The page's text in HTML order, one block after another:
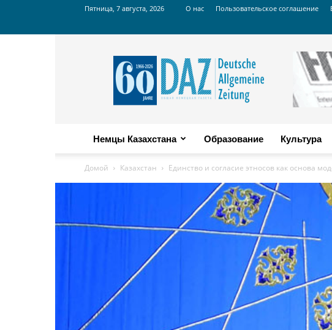
Пятница, 7 августа, 2026 О нас Пользовательское соглашение
Russian
DAZ
Немцы Казахстана Образование Культура
Домой Казахстан Единство и согласие этносов как основа